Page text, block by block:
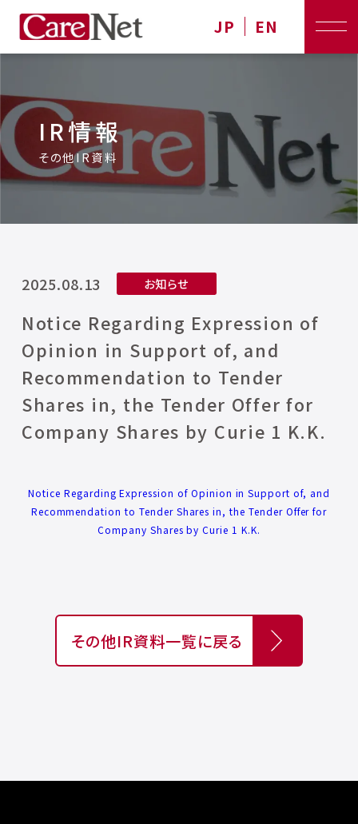
JP EN
IR情報
その他IR資料
2025.08.13 お知らせ
Notice Regarding Expression of
Opinion in Support of, and
Recommendation to Tender
Shares in, the Tender Offer for
Company Shares by Curie 1 K.K.
Notice Regarding Expression of Opinion in Support of, and
Recommendation to Tender Shares in, the Tender Offer for
Company Shares by Curie 1 K.K.
その他IR資料一覧に戻る